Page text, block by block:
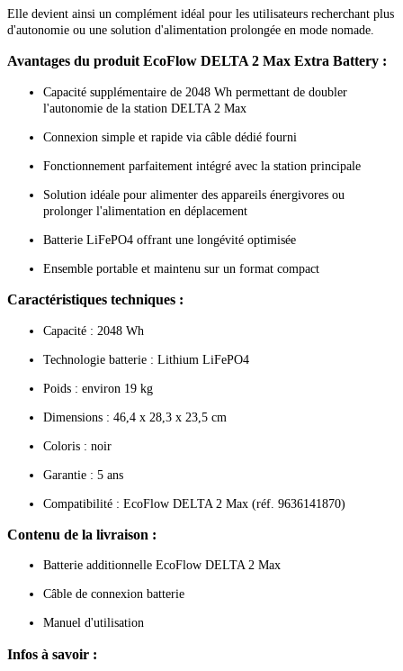
Elle devient ainsi un complément idéal pour les utilisateurs recherchant plus
d'autonomie ou une solution d'alimentation prolongée en mode nomade.
Avantages du produit EcoFlow DELTA 2 Max Extra Battery :
Capacité supplémentaire de 2048 Wh permettant de doubler
l'autonomie de la station DELTA 2 Max
Connexion simple et rapide via câble dédié fourni
Fonctionnement parfaitement intégré avec la station principale
Solution idéale pour alimenter des appareils énergivores ou
prolonger l'alimentation en déplacement
Batterie LiFePO4 offrant une longévité optimisée
Ensemble portable et maintenu sur un format compact
Caractéristiques techniques :
Capacité : 2048 Wh
Technologie batterie : Lithium LiFePO4
Poids : environ 19 kg
Dimensions : 46,4 x 28,3 x 23,5 cm
Coloris : noir
Garantie : 5 ans
Compatibilité : EcoFlow DELTA 2 Max (réf. 9636141870)
Contenu de la livraison :
Batterie additionnelle EcoFlow DELTA 2 Max
Câble de connexion batterie
Manuel d'utilisation
Infos à savoir :